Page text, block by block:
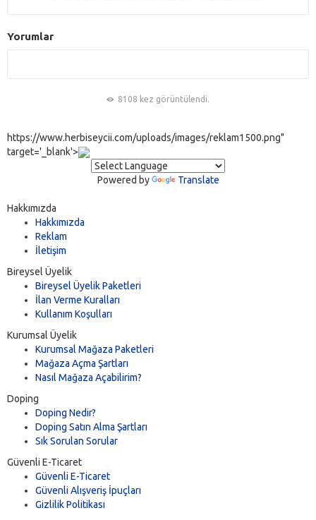
Yorumlar
8108 kez görüntülendi.
https://www.herbiseycii.com/uploads/images/reklam1500.png"
target='_blank'>
Powered by Translate
Hakkımızda
Hakkımızda
Reklam
İletişim
Bireysel Üyelik
Bireysel Üyelik Paketleri
İlan Verme Kuralları
Kullanım Koşulları
Kurumsal Üyelik
Kurumsal Mağaza Paketleri
Mağaza Açma Şartları
Nasıl Mağaza Açabilirim?
Doping
Doping Nedir?
Doping Satın Alma Şartları
Sık Sorulan Sorular
Güvenli E-Ticaret
Güvenli E-Ticaret
Güvenli Alışveriş İpuçları
Gizlilik Politikası